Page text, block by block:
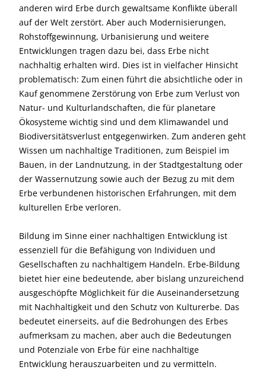
anderen wird Erbe durch gewaltsame Konflikte überall
auf der Welt zerstört. Aber auch Modernisierungen,
Rohstoffgewinnung, Urbanisierung und weitere
Entwicklungen tragen dazu bei, dass Erbe nicht
nachhaltig erhalten wird. Dies ist in vielfacher Hinsicht
problematisch: Zum einen führt die absichtliche oder in
Kauf genommene Zerstörung von Erbe zum Verlust von
Natur- und Kulturlandschaften, die für planetare
Ökosysteme wichtig sind und dem Klimawandel und
Biodiversitätsverlust entgegenwirken. Zum anderen geht
Wissen um nachhaltige Traditionen, zum Beispiel im
Bauen, in der Landnutzung, in der Stadtgestaltung oder
der Wassernutzung sowie auch der Bezug zu mit dem
Erbe verbundenen historischen Erfahrungen, mit dem
kulturellen Erbe verloren.
Bildung im Sinne einer nachhaltigen Entwicklung ist
essenziell für die Befähigung von Individuen und
Gesellschaften zu nachhaltigem Handeln. Erbe-Bildung
bietet hier eine bedeutende, aber bislang unzureichend
ausgeschöpfte Möglichkeit für die Auseinandersetzung
mit Nachhaltigkeit und den Schutz von Kulturerbe. Das
bedeutet einerseits, auf die Bedrohungen des Erbes
aufmerksam zu machen, aber auch die Bedeutungen
und Potenziale von Erbe für eine nachhaltige
Entwicklung herauszuarbeiten und zu vermitteln.